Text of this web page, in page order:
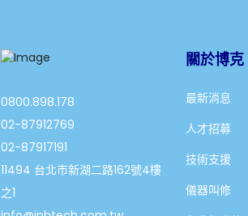
0800.898.178
02-87912769
02-87917191
11494 台北市新湖二路162號4樓
之1
關於博克
最新消息
人才招募
技術支援
儀器叫修